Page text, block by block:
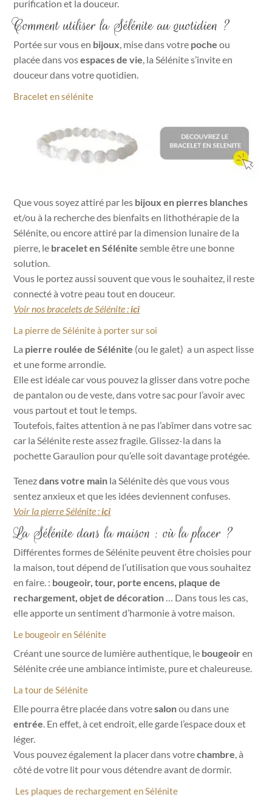
purification et la douceur.
Comment utiliser la Sélénite au quotidien ?
Portée sur vous en bijoux, mise dans votre pocheou
placée dans vosespaces de vie, la Sélénite s’invite en
douceur dans votre quotidien.
Bracelet en sélénite
Que vous soyez attiré par les bijoux en pierres blanches
et/ou à la recherche des bienfaits en lithothérapie de la
Sélénite, ou encore attiré par la dimension lunaire de la
pierre, le bracelet en Sélénite semble être une bonne
solution.
Vous le portez aussi souvent que vous le souhaitez, il reste
connecté à votre peau tout en douceur.
Voir nos bracelets de Sélénite :ici
La pierre de Sélénite à porter sur soi
La pierre roulée de Sélénite (ou le galet) a un aspect lisse
et une forme arrondie.
Elle est idéale car vous pouvez la glisser dans votre poche
de pantalon ou de veste, dans votre sac pour l’avoir avec
vous partout et tout le temps.
Toutefois, faites attention à ne pas l’abîmer dans votre sac
car la Sélénite reste assez fragile. Glissez-la dans la
pochette Garaulion pour qu’elle soit davantage protégée.
Tenezdans votre main la Sélénite dès que vous vous
sentez anxieux et que les idées deviennent confuses.
Voir la pierre Sélénite :ici
La Sélénite dans la maison : où la placer ?
Différentes formes de Sélénite peuvent être choisies pour
la maison, tout dépend de l’utilisation que vous souhaitez
en faire. : bougeoir, tour, porte encens, plaque de
rechargement, objet de décoration … Dans tous les cas,
elle apporte un sentiment d’harmonie à votre maison.
Le bougeoir en Sélénite
Créant une source de lumière authentique, le bougeoiren
Sélénite crée une ambiance intimiste, pure et chaleureuse.
La tour de Sélénite
Elle pourra être placée dans votresalonou dans une
entrée. En effet, à cet endroit, elle garde l’espace doux et
léger.
Vous pouvez également la placer dans votrechambre, à
côté de votre lit pour vous détendre avant de dormir.
Les plaques de rechargement en Sélénite